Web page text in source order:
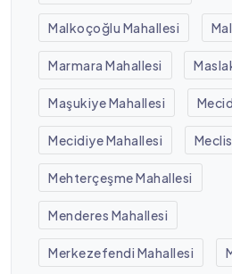
Malkoçoğlu Mahallesi
Marmara Mahallesi
Maşukiye Mahallesi
Mecidiye Mahallesi
Mehterçeşme Mahallesi
Menderes Mahallesi
Merkezefendi Mahallesi